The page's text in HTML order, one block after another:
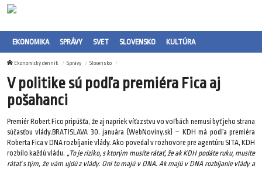
EKONOMIKA SPRÁVY SVET SLOVENSKO KULTÚRA
Ekonomický denník Správy Slovensko
V politike sú podľa premiéra Fica aj
pošahanci
Premiér Robert Fico pripúšťa, že aj napriek víťazstvu vo voľbách nemusí byť jeho strana
súčasťou vlády.BRATISLAVA 30. januára (WebNoviny.sk) – KDH má podľa premiéra
Roberta Fica v DNA rozbíjanie vlády. Ako povedal v rozhovore pre agentúru SITA, KDH
rozbilo každú vládu. „To je riziko, s ktorým musíte rátať, že ak KDH podáte ruku, musíte
rátať s tým, že vám ujdú z vlády. Oni to majú v DNA. Ak majú v DNA rozbíjanie vlády a